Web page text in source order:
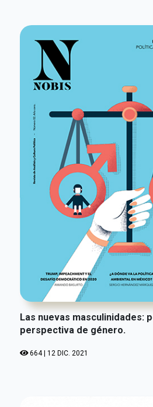
Las nuevas masculinidades:
perspectiva de género.
664 | 12 DIC. 2021